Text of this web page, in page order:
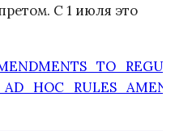
С 1 июля это